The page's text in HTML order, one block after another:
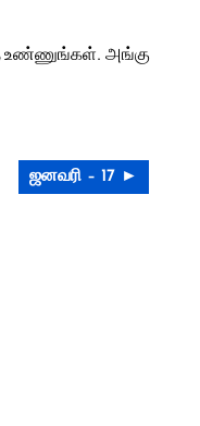
உண்ணுங்கள். அங்கு
ஜனவரி – 17 ►